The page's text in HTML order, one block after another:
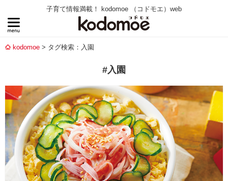
子育て情報満載！ kodomoe （コドモエ）web
kodomoe タグ検索：入園
#入園